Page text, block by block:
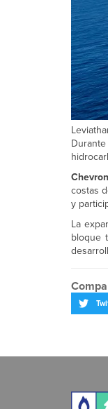
Chevron
costas
y
La
bloque